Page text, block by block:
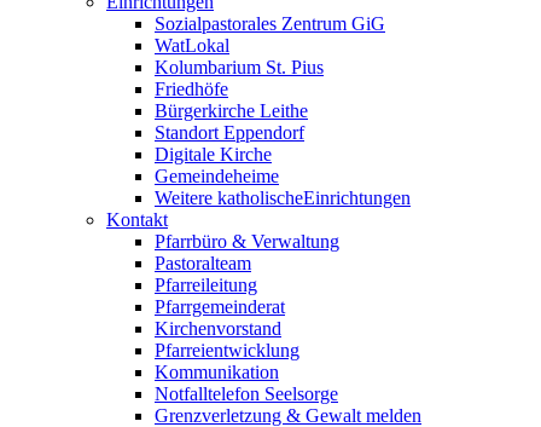
Sozialpastorales Zentrum GiG
WatLokal
Kolumbarium St. Pius
Friedhöfe
Bürgerkirche Leithe
Standort Eppendorf
Digitale Kirche
Gemeindeheime
Weitere katholische­­Einrichtungen
Kontakt
Pfarrbüro & Verwaltung
Pastoralteam
Pfarreileitung
Pfarrgemeinderat
Kirchenvorstand
Pfarreientwicklung
Kommunikation
Notfalltelefon Seelsorge
Grenzverletzung & Gewalt melden